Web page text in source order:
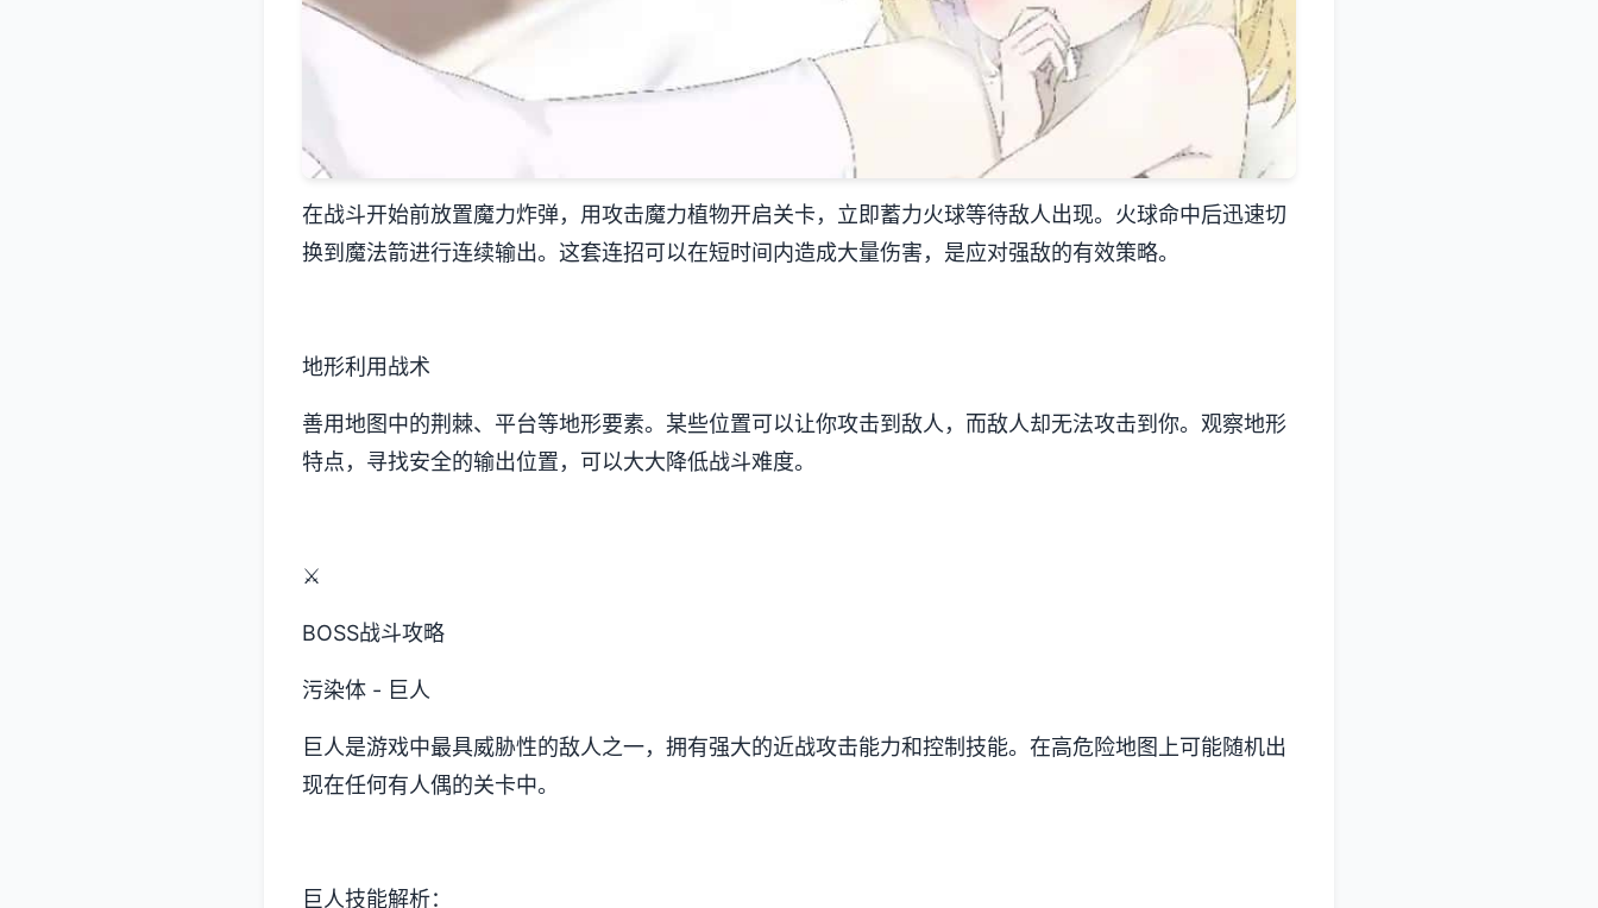
在战斗开始前放置魔力炸弹，用攻击魔力植物开启关卡，立即蓄力火球等待敌人出现。火球命中后迅速切
换到魔法箭进行连续输出。这套连招可以在短时间内造成大量伤害，是应对强敌的有效策略。
地形利用战术
善用地图中的荆棘、平台等地形要素。某些位置可以让你攻击到敌人，而敌人却无法攻击到你。观察地形
特点，寻找安全的输出位置，可以大大降低战斗难度。
⚔️
BOSS战斗攻略
污染体 - 巨人
巨人是游戏中最具威胁性的敌人之一，拥有强大的近战攻击能力和控制技能。在高危险地图上可能随机出
现在任何有人偶的关卡中。
巨人技能解析：